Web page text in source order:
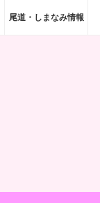
尾道・しまなみ情報